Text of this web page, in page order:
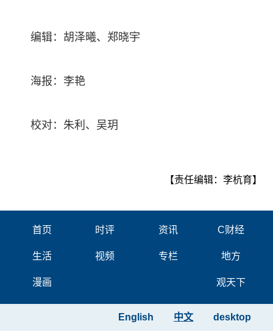
编辑：胡泽曦、郑晓宇
海报：李艳
校对：朱利、吴玥
【责任编辑：李杭育】
首页 时评 资讯 C财经
生活 视频 专栏 地方
漫画 观天下
desktop
中文
English